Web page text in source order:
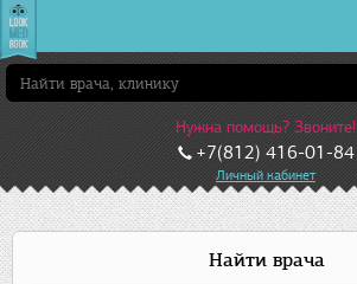
Врачи
Клиники
Заболевания
Нужна помощь? Звоните!
+7(812) 416-01-84
Личный кабинет
Найти врача